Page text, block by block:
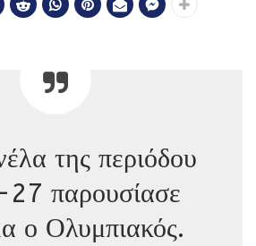
της περιόδου
παρουσίασε
ο Ολυμπιακός.